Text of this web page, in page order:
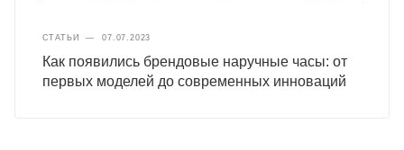
СТАТЬИ — 07.07.2023
Как появились брендовые наручные часы: от
первых моделей до современных инноваций